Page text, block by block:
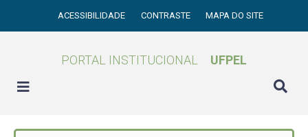
ACESSIBILIDADE CONTRASTE MAPA DO SITE
PORTAL INSTITUCIONAL UFPEL